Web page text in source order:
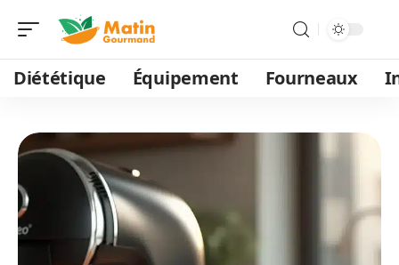
Diététique Équipement Fourneaux